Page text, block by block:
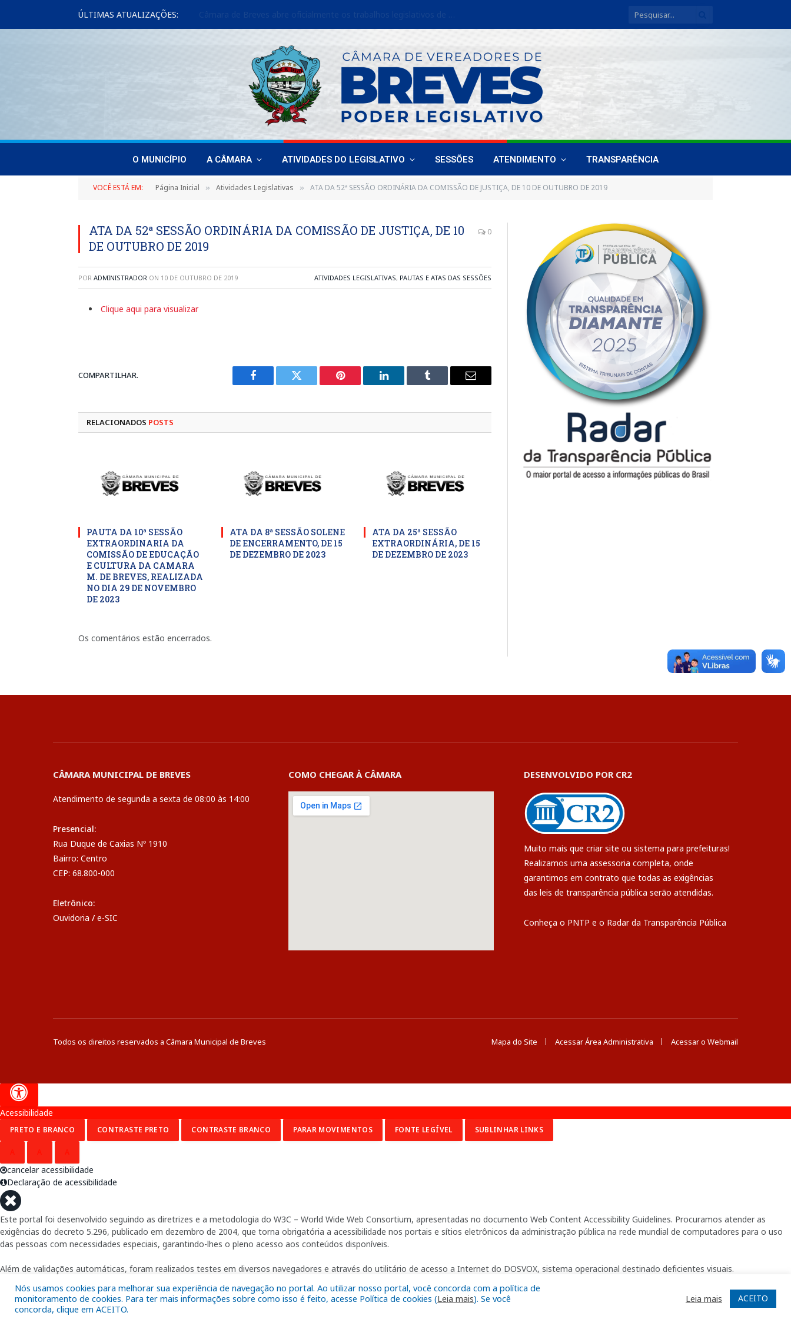
ÚLTIMAS ATUALIZAÇÕES:
O MUNICÍPIO A CÂMARA ATIVIDADES DO LEGISLATIVO SESSÕES ATENDIMENTO TRANSPARÊNCIA
VOCÊ ESTÁ EM: Página Inicial » Atividades Legislativas » ATA DA 52ª SESSÃO ORDINÁRIA DA COMISSÃO DE JUSTIÇA, DE 10 DE OUTUBRO DE 2019
ATA DA 52ª SESSÃO ORDINÁRIA DA COMISSÃO DE JUSTIÇA, DE 10
DE OUTUBRO DE 2019
0
POR ADMINISTRADOR ON 10 DE OUTUBRO DE 2019 ATIVIDADES LEGISLATIVAS, PAUTAS E ATAS DAS SESSÕES
Clique aqui para visualizar
COMPARTILHAR.
Facebook Twitter Pinterest LinkedIn Tumblr
E-
RELACIONADOS POSTS
PAUTA DA 10ª SESSÃO
EXTRAORDINARIA DA
COMISSÃO DE EDUCAÇÃO
E CULTURA DA CAMARA
M. DE BREVES, REALIZADA
NO DIA 29 DE NOVEMBRO
DE 2023
ATA DA 8ª SESSÃO SOLENE
DE ENCERRAMENTO, DE 15
DE DEZEMBRO DE 2023
ATA DA 25ª SESSÃO
EXTRAORDINÁRIA, DE 15
DE DEZEMBRO DE 2023
Os comentários estão encerrados.
CÂMARA MUNICIPAL DE BREVES
Atendimento de segunda a sexta de 08:00 às 14:00
Presencial:
Rua Duque de Caxias Nº 1910
Bairro: Centro
CEP: 68.800-000
Eletrônico:
Ouvidoria / e-SIC
COMO CHEGAR À CÂMARA DESENVOLVIDO POR CR2
Muito mais que criar site ou sistema para prefeituras!
Realizamos uma assessoria completa, onde
garantimos em contrato que todas as exigências
das leis de transparência pública serão atendidas.
Conheça o PNTP e o Radar da Transparência Pública
Todos os direitos reservados a Câmara Municipal de Breves Mapa do Site Acessar Área Administrativa Acessar o Webmail
Nós usamos cookies para melhorar sua experiência de navegação no portal. Ao utilizar nosso portal, você concorda com a política de
monitoramento de cookies. Para ter mais informações sobre como isso é feito, acesse Política de cookies (Leia mais). Se você
concorda, clique em ACEITO.
Leia mais ACEITO
Acessibilidade
PRETO E BRANCO CONTRASTE PRETO CONTRASTE BRANCO PARAR MOVIMENTOS FONTE LEGÍVEL SUBLINHAR LINKS
cancelar acessibilidade
Declaração de acessibilidade
Este portal foi desenvolvido seguindo as diretrizes e a metodologia do W3C – World Wide Web Consortium, apresentadas no documento Web Content Accessibility Guidelines. Procuramos atender as
exigências do decreto 5.296, publicado em dezembro de 2004, que torna obrigatória a acessibilidade nos portais e sítios eletrônicos da administração pública na rede mundial de computadores para o uso
das pessoas com necessidades especiais, garantindo-lhes o pleno acesso aos conteúdos disponíveis.
Além de validações automáticas, foram realizados testes em diversos navegadores e através do utilitário de acesso a Internet do DOSVOX, sistema operacional destinado deficientes visuais.
Fornecido por: